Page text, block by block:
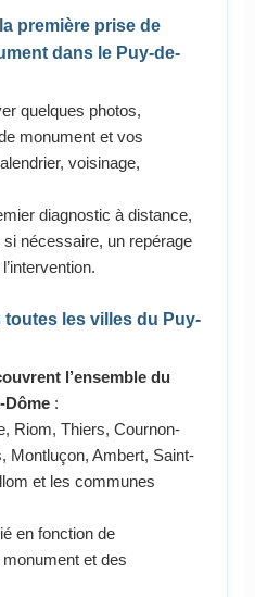
première prise de
dans le Puy-de-
quelques photos,
monument et vos
voisinage,
diagnostic à distance,
nécessaire, un repérage
toutes les villes du Puy-
l’ensemble du
Dôme:
Riom, Thiers, Cournon-
Montluçon, Ambert, Saint-
et les communes
en fonction de
monument et des